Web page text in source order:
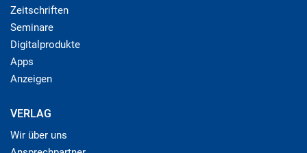
Zeitschriften
Seminare
Digitalprodukte
Apps
Anzeigen
VERLAG
Wir über uns